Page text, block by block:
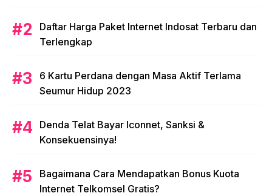
Daftar Harga Paket Internet Indosat Terbaru dan
Terlengkap
6 Kartu Perdana dengan Masa Aktif Terlama
Seumur Hidup 2023
Denda Telat Bayar Iconnet, Sanksi &
Konsekuensinya!
Bagaimana Cara Mendapatkan Bonus Kuota
Internet Telkomsel Gratis?